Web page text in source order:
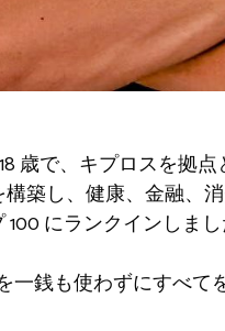
歳で、キプロスを拠
構築し、健康、金融
にランクインしまし
一銭も使わずにすべ